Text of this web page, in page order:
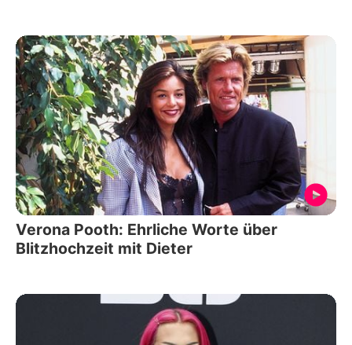
Verona Pooth: Ehrliche Worte über
Blitzhochzeit mit Dieter